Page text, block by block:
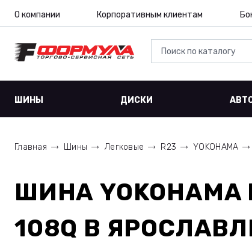
О компании Корпоративным клиентам
ШИНЫ ДИСКИ
Главная Шины Легковые R23 YOKOHAMA
ШИНА
108Q В